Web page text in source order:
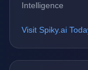
Intelligence
Visit Spiky.ai